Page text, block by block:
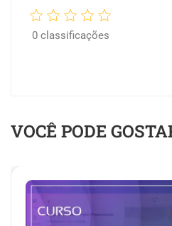
0classificações
VOCÊ PODE